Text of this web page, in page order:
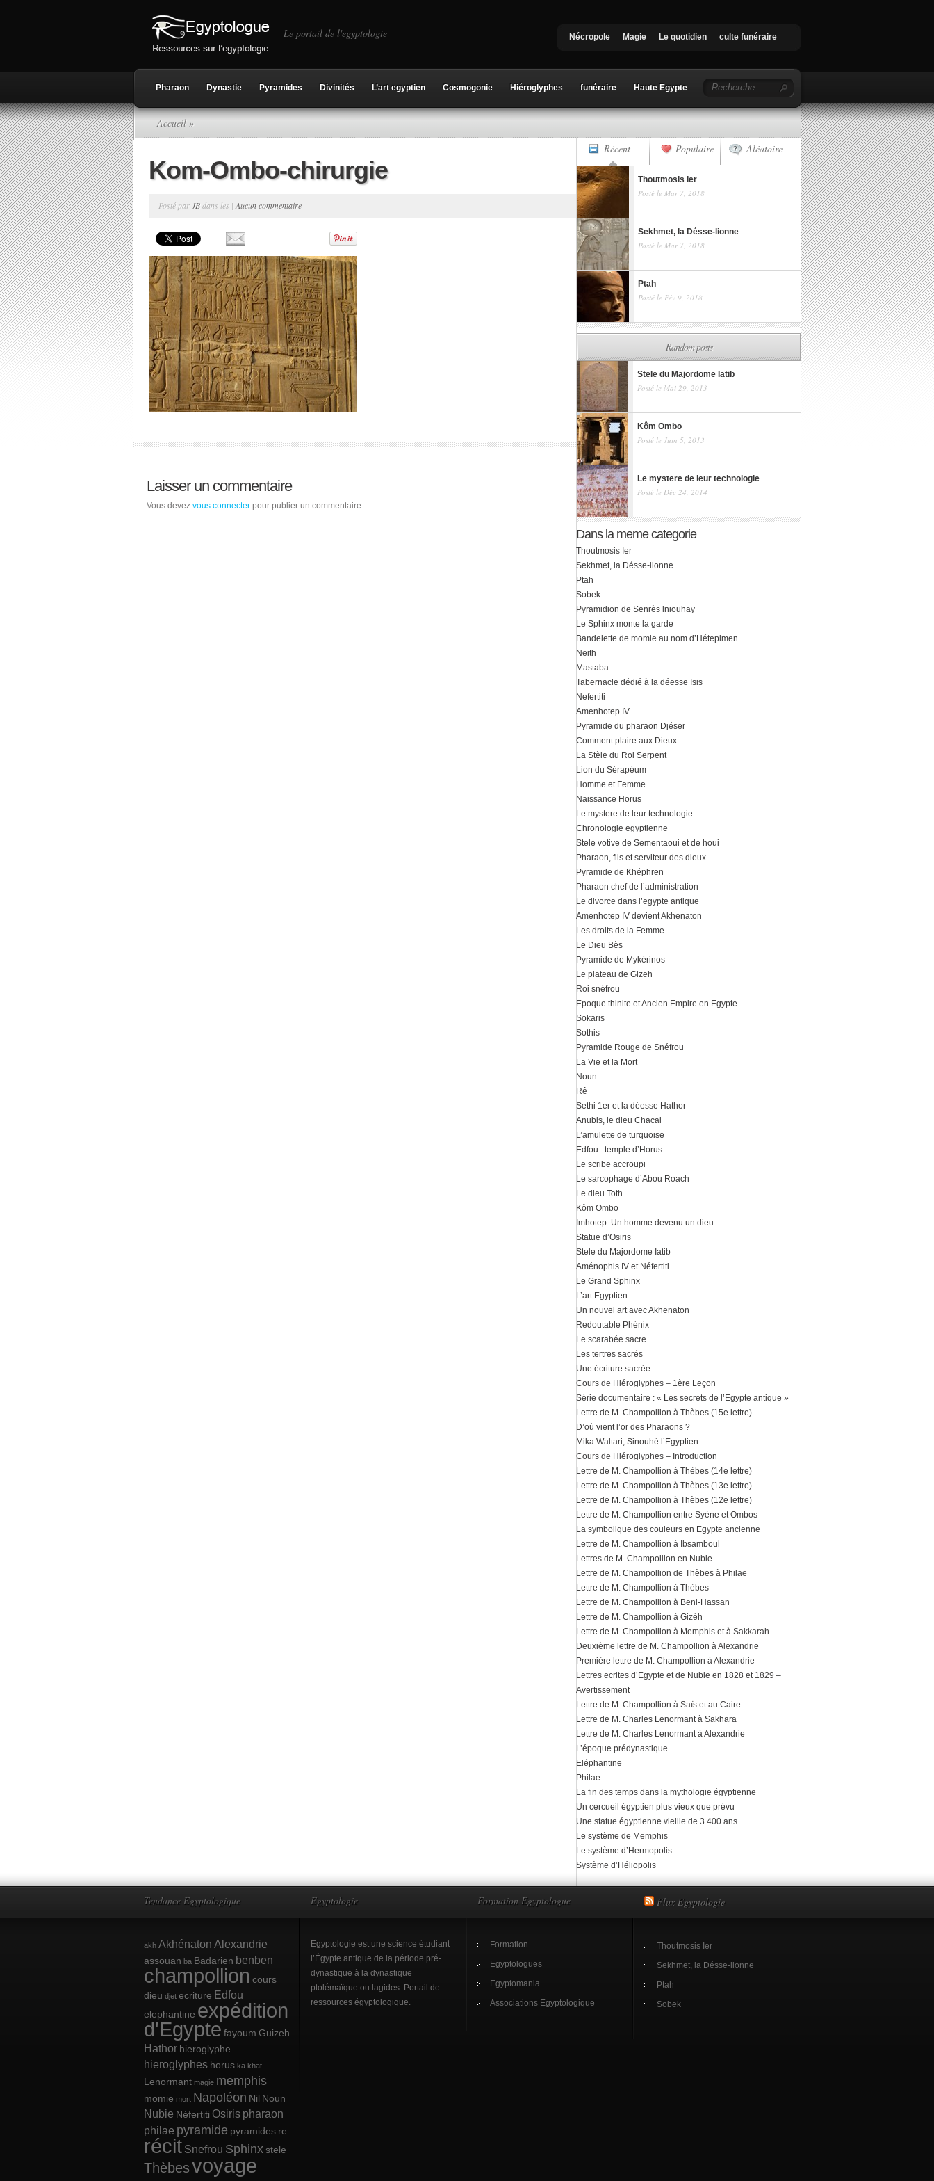
Le portail de l'egyptologie Nécropole Magie Le quotidien culte funéraire
Pharaon Dynastie Pyramides Divinités L’art egyptien Cosmogonie Hiéroglyphes funéraire Haute Egypte
Accueil»
Kom-Ombo-chirurgie
Posté parJBdans les | Aucun commentaire
Laisser un commentaire
Vous devez vous connecter pour publier un commentaire.
Récent Populaire Aléatoire
Thoutmosis Ier
Posté le Mar 7, 2018
Sekhmet, la Désse-lionne
Posté le Mar 7, 2018
Ptah
Posté le Fév 9, 2018
Random posts
Stele du Majordome Iatib
Posté le Mai 29, 2013
Kôm Ombo
Posté le Juin 5, 2013
Le mystere de leur technologie
Posté le Déc 24, 2014
Dans la meme categorie
Thoutmosis Ier
Sekhmet, la Désse-lionne
Ptah
Sobek
Pyramidion de Senrès lniouhay
Le Sphinx monte la garde
Bandelette de momie au nom d’Hétepimen
Neith
Mastaba
Tabernacle dédié à la déesse Isis
Nefertiti
Amenhotep IV
Pyramide du pharaon Djéser
Comment plaire aux Dieux
La Stèle du Roi Serpent
Lion du Sérapéum
Homme et Femme
Naissance Horus
Le mystere de leur technologie
Chronologie egyptienne
Stele votive de Sementaoui et de houi
Pharaon, fils et serviteur des dieux
Pyramide de Khéphren
Pharaon chef de l’administration
Le divorce dans l’egypte antique
Amenhotep IV devient Akhenaton
Les droits de la Femme
Le Dieu Bès
Pyramide de Mykérinos
Le plateau de Gizeh
Roi snéfrou
Epoque thinite et Ancien Empire en Egypte
Sokaris
Sothis
Pyramide Rouge de Snéfrou
La Vie et la Mort
Noun
Rê
Sethi 1er et la déesse Hathor
Anubis, le dieu Chacal
L’amulette de turquoise
Edfou : temple d’Horus
Le scribe accroupi
Le sarcophage d’Abou Roach
Le dieu Toth
Kôm Ombo
Imhotep: Un homme devenu un dieu
Statue d’Osiris
Stele du Majordome Iatib
Aménophis IV et Néfertiti
Le Grand Sphinx
L’art Egyptien
Un nouvel art avec Akhenaton
Redoutable Phénix
Le scarabée sacre
Les tertres sacrés
Une écriture sacrée
Cours de Hiéroglyphes – 1ère Leçon
Série documentaire : « Les secrets de l’Egypte antique »
Lettre de M. Champollion à Thèbes (15e lettre)
D’où vient l’or des Pharaons ?
Mika Waltari, Sinouhé l’Egyptien
Cours de Hiéroglyphes – Introduction
Lettre de M. Champollion à Thèbes (14e lettre)
Lettre de M. Champollion à Thèbes (13e lettre)
Lettre de M. Champollion à Thèbes (12e lettre)
Lettre de M. Champollion entre Syène et Ombos
La symbolique des couleurs en Egypte ancienne
Lettre de M. Champollion à Ibsamboul
Lettres de M. Champollion en Nubie
Lettre de M. Champollion de Thèbes à Philae
Lettre de M. Champollion à Thèbes
Lettre de M. Champollion à Beni-Hassan
Lettre de M. Champollion à Gizéh
Lettre de M. Champollion à Memphis et à Sakkarah
Deuxième lettre de M. Champollion à Alexandrie
Première lettre de M. Champollion à Alexandrie
Lettres ecrites d’Egypte et de Nubie en 1828 et 1829 –
Avertissement
Lettre de M. Champollion à Saïs et au Caire
Lettre de M. Charles Lenormant à Sakhara
Lettre de M. Charles Lenormant à Alexandrie
L’époque prédynastique
Eléphantine
Philae
La fin des temps dans la mythologie égyptienne
Un cercueil égyptien plus vieux que prévu
Une statue égyptienne vieille de 3.400 ans
Le système de Memphis
Le système d’Hermopolis
Système d’Héliopolis
Tendance Egyptologique
akh Akhénaton Alexandrie
assouan ba Badarien benben
champollion cours
dieu djet ecriture Edfou
elephantine expédition
d'Egyptefayoum Guizeh
Hathor hieroglyphe
hieroglyphes horus ka khat
Lenormant magie memphis
momie mort Napoléon Nil Noun
Nubie Néfertiti Osiris pharaon
philae pyramide pyramides re
récit Snefrou Sphinxstele
Thèbesvoyage
Egyptologie
Egyptologie est une science étudiant
l’Égypte antique de la période pré-
dynastique à la dynastique
ptolémaïque ou lagides. Portail de
ressources égyptologique.
Formation Egyptologue
Formation
Egyptologues
Egyptomania
Associations Egyptologique
Flux Egyptologie
Thoutmosis Ier
Sekhmet, la Désse-lionne
Ptah
Sobek